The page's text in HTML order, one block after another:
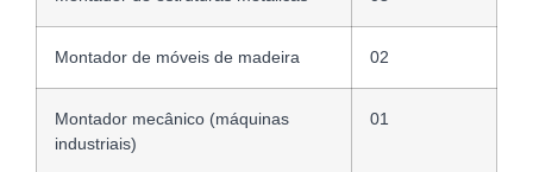
Montador de móveis de madeira 02
Montador mecânico (máquinas
industriais)
01